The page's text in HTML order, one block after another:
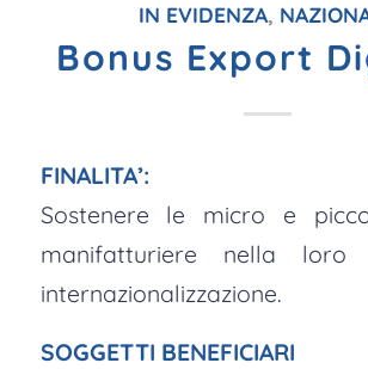
IN EVIDENZA,
Bonus Export
FINALITA’:
Sostenere le micro e
manifatturiere nella
internazionalizzazione.
SOGGETTI BENEFICIARI